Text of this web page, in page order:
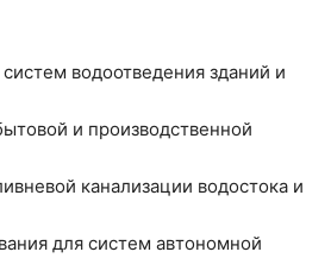
водоотведения зданий и
и производственной
канализации водостока и
для систем автономной